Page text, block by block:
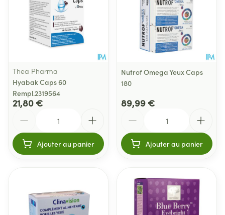
Thea Pharma
Hyabak Caps 60
Rempl.2319564
21,80 €
Ajouter au panier
Nutrof Omega Yeux Caps
180
89,99 €
Ajouter au panier